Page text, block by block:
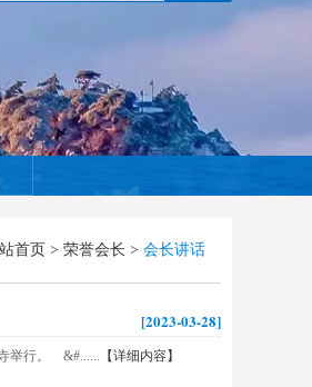
首页 > 荣誉会长 > 会长讲话
[2023-03-28]
举行。 &#...... 【详细内容】